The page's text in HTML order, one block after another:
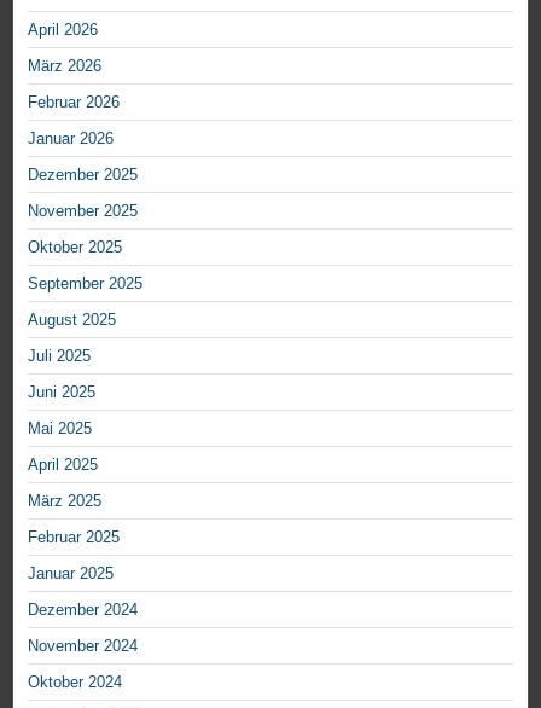
April 2026
März 2026
Februar 2026
Januar 2026
Dezember 2025
November 2025
Oktober 2025
September 2025
August 2025
Juli 2025
Juni 2025
Mai 2025
April 2025
März 2025
Februar 2025
Januar 2025
Dezember 2024
November 2024
Oktober 2024